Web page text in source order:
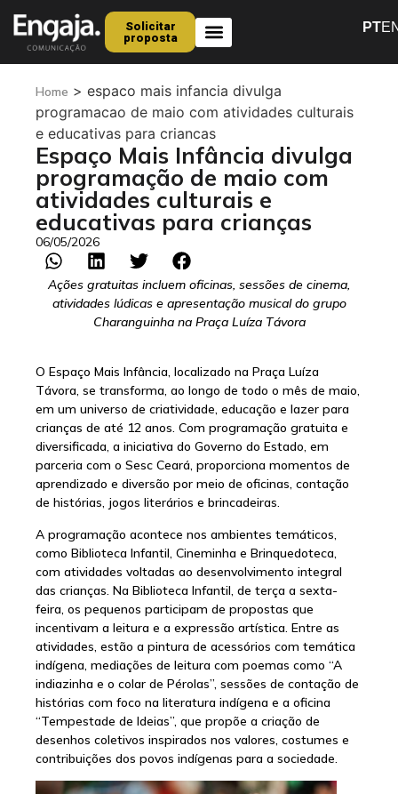
Solicitar
proposta
PT
Home >espaco mais infancia divulga
programacao de maio com atividades culturais
e educativas para criancas
Espaço Mais Infância divulga
programação de maio com
atividades culturais e
educativas para crianças
06/05/2026
Ações gratuitas incluem oficinas, sessões de cinema,
atividades lúdicas e apresentação musical do grupo
Charanguinha na Praça Luíza Távora
O Espaço Mais Infância, localizado na Praça Luíza
Távora, se transforma, ao longo de todo o mês de maio,
em um universo de criatividade, educação e lazer para
crianças de até 12 anos. Com programação gratuita e
diversificada, a iniciativa do Governo do Estado, em
parceria com o Sesc Ceará, proporciona momentos de
aprendizado e diversão por meio de oficinas, contação
de histórias, jogos literários e brincadeiras.
A programação acontece nos ambientes temáticos,
como Biblioteca Infantil, Cineminha e Brinquedoteca,
com atividades voltadas ao desenvolvimento integral
das crianças. Na Biblioteca Infantil, de terça a sexta-
feira, os pequenos participam de propostas que
incentivam a leitura e a expressão artística. Entre as
atividades, estão a pintura de acessórios com temática
indígena, mediações de leitura com poemas como “A
indiazinha e o colar de Pérolas”, sessões de contação de
histórias com foco na literatura indígena e a oficina
“Tempestade de Ideias”, que propõe a criação de
desenhos coletivos inspirados nos valores, costumes e
contribuições dos povos indígenas para a sociedade.